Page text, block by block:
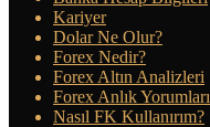
Kariyer
Dolar Ne Olur?
Forex Nedir?
Forex Altın Analizleri
Forex Anlık Yorumları
Nasıl FK Kullanırım?